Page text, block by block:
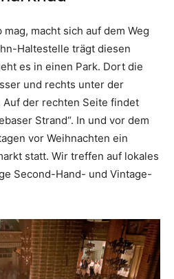
macht sich auf dem Weg
Haltestelle trägt diesen
es in einen Park. Dort die
und rechts unter der
der rechten Seite findet
Strand“. In und vor dem
vor Weihnachten ein
statt. Wir treffen auf lokales
Second-Hand- und Vintage-